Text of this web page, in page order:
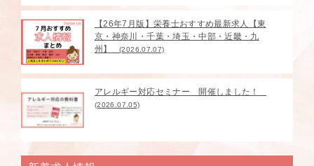
【26年7月版】栄養士おすすめ最新求人【東
京・神奈川・千葉・埼玉・中部・近畿・九
州】
(2026.07.07)
アレルギー対応セミナー 開催しました！
(2026.07.05)